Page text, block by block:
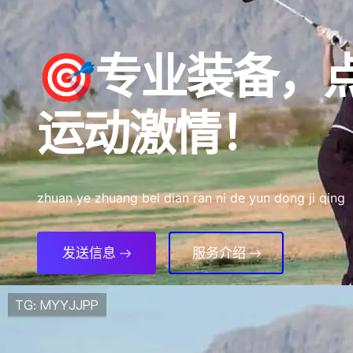
🎯专业装备，
运动激情！
zhuan ye zhuang bei dian ran ni de yun dong ji qing
发送信息 服务介绍